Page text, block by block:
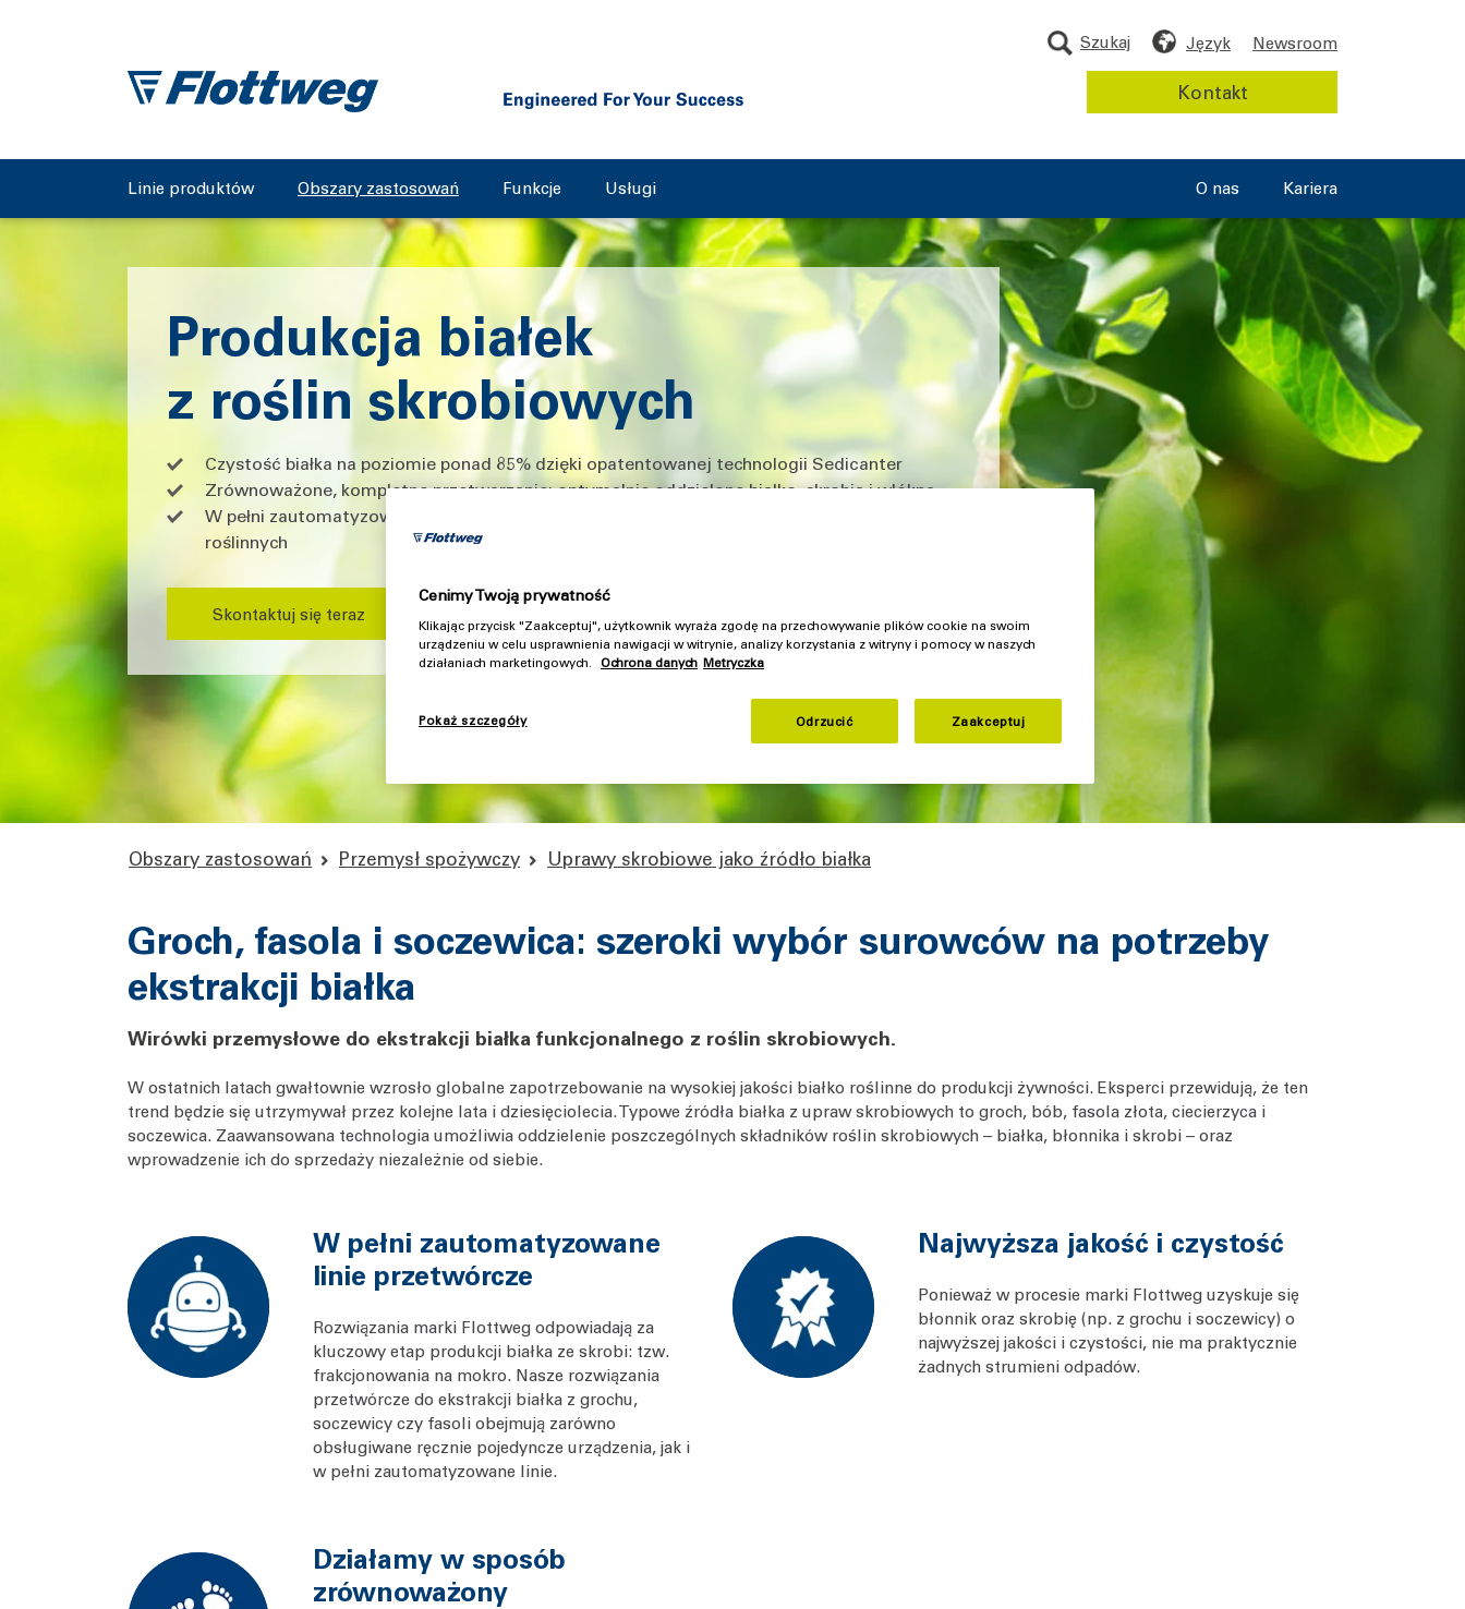
Linie produktów Obszary zastosowań Funkcje Usługi Kariera
O nas
Język Newsroom
Szukaj
Kontakt
Produkcja białek
z roślin skrobiowych
Czystość białka na poziomie ponad 85% dzięki opatentowanej technologii Sedicanter
Zrównoważone, kompletne przetwarzanie: optymalnie oddzielone białko, skrobia i włókna
W pełni zautomatyzowane linie technologiczne zapewniające maksymalną wydajność białek
roślinnych
Skontaktuj się teraz
Obszary zastosowań Przemysł spożywczy Uprawy skrobiowe jako źródło białka
Groch, fasola i soczewica: szeroki wybór surowców na potrzeby
ekstrakcji białka
Wirówki przemysłowe do ekstrakcji białka funkcjonalnego z roślin skrobiowych.
W ostatnich latach gwałtownie wzrosło globalne zapotrzebowanie na wysokiej jakości białko roślinne do produkcji żywności. Eksperci przewidują, że ten
trend będzie się utrzymywał przez kolejne lata i dziesięciolecia. Typowe źródła białka z upraw skrobiowych to groch, bób, fasola złota, ciecierzyca i
soczewica. Zaawansowana technologia umożliwia oddzielenie poszczególnych składników roślin skrobiowych – białka, błonnika i skrobi – oraz
wprowadzenie ich do sprzedaży niezależnie od siebie.
W pełni zautomatyzowane
linie przetwórcze
Rozwiązania marki Flottweg odpowiadają za
kluczowy etap produkcji białka ze skrobi: tzw.
frakcjonowania na mokro. Nasze rozwiązania
przetwórcze do ekstrakcji białka z grochu,
soczewicy czy fasoli obejmują zarówno
obsługiwane ręcznie pojedyncze urządzenia, jak i
w pełni zautomatyzowane linie.
Najwyższa jakość i czystość
Ponieważ w procesie marki Flottweg uzyskuje się
błonnik oraz skrobię (np. z grochu i soczewicy) o
najwyższej jakości i czystości, nie ma praktycznie
żadnych strumieni odpadów.
Działamy w sposób
zrównoważony
Cenimy Twoją prywatność
Klikając przycisk "Zaakceptuj", użytkownik wyraża zgodę na przechowywanie plików cookie na swoim
urządzeniu w celu usprawnienia nawigacji w witrynie, analizy korzystania z witryny i pomocy w naszych
działaniach marketingowych. Ochrona danych Metryczka
Pokaż szczegóły Odrzucić Zaakceptuj